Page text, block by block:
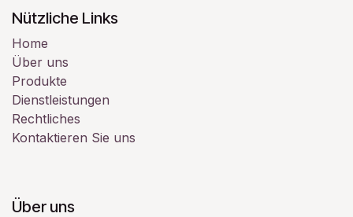
Nützliche Links
Home
Über uns
Produkte
Dienstleistungen
Rechtliches
Kontaktieren Sie uns
Über uns